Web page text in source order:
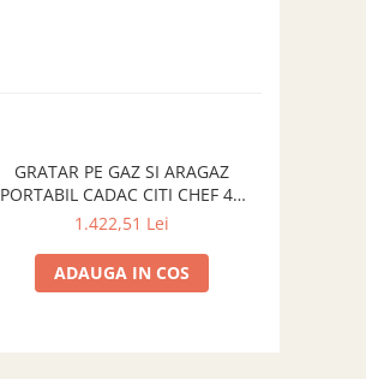
GRATAR PE GAZ SI ARAGAZ
PORTABIL CADAC CITI CHEF 40
FS 5615-20-04-EF
1.422,51 Lei
ADAUGA IN COS